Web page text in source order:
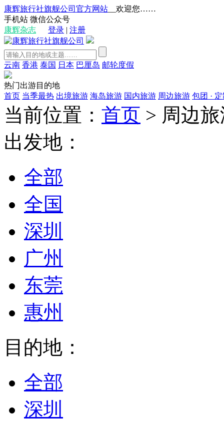
康辉旅行社旗舰公司官方网站 __欢迎您……
手机站 微信公众号
康辉杂志
登录 | 注册
云南 香港 泰国 日本 巴厘岛 邮轮度假
热门出游目的地
首页 当季最热 出境旅游 海岛旅游 国内旅游 周边旅游 包团 ·
当前位置： 首页 > 周边
出发地：
全部
全国
深圳
广州
东莞
惠州
目的地：
全部
深圳